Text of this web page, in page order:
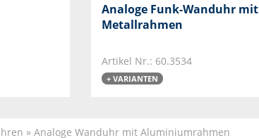
Analoge Funk-Wanduhr mit
Metallrahmen
Artikel Nr.: 60.3534
+ VARIANTEN
» Analoge Wanduhr mit Aluminiumrahmen